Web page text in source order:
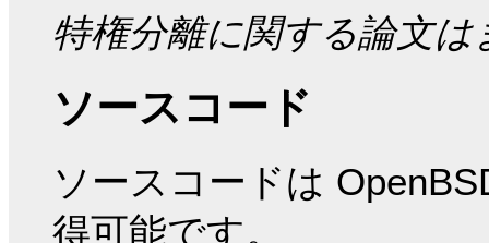
特権分離に関する論文は
ソースコード
ソースコードは
得可能です。